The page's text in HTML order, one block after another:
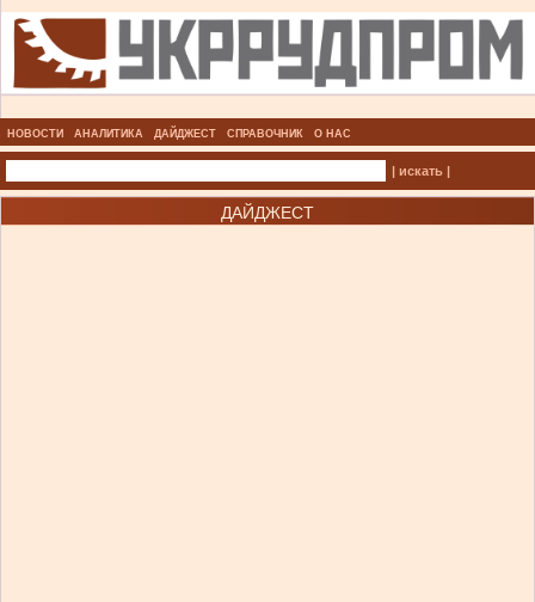
НОВОСТИ АНАЛИТИКА ДАЙДЖЕСТ СПРАВОЧНИК О НАС
| искать |
ДАЙДЖЕСТ